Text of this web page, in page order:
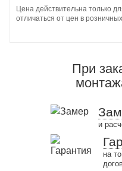
Цена действительна только
отличаться от цен в
При
и
на